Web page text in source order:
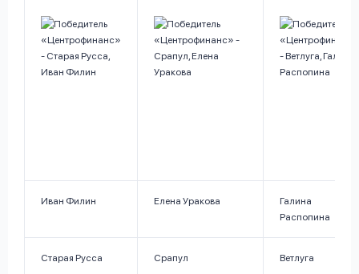
Иван Филин Елена Уракова
Галина
Распопина
Старая Русса Срапул Ветлуга